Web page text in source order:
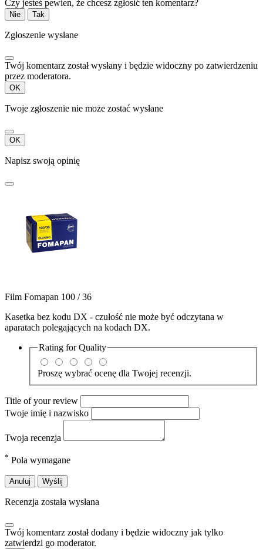
Czy jesteś pewien, że chcesz zgłosić ten komentarz?
Nie Tak
Zgłoszenie wysłane
Twój komentarz został wysłany i będzie widoczny po zatwierdzeniu
przez moderatora.
OK
Twoje zgłoszenie nie może zostać wysłane
OK
Napisz swoją opinię
Film Fomapan 100 / 36
Kasetka bez kodu DX - czułość nie może być odczytana w
aparatach polegających na kodach DX.
Rating forQuality
Proszę wybrać ocenę dla Twojej recenzji.
Title of your review
Twoje imię i nazwisko
Twoja recenzja
* Pola wymagane
Anuluj Wyślij
Recenzja została wysłana
Twój komentarz został dodany i będzie widoczny jak tylko
zatwierdzi go moderator.